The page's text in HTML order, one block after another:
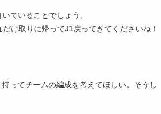
ていることでしょう。
け取りに帰ってJ1戻ってきてくださいね！
ってチームの編成を考えてほしい。そうし